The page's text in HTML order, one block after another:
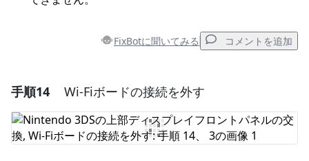
FixBotに聞いてみる コメントを追加
コメントを追加
コメントを追加
手順14 Wi-Fiボードの接続を外す